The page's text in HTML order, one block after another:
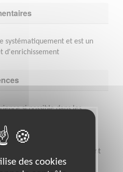
systématiquement et est un
d'enrichissement
si possible dans les
reclassement
par la perte d’emploi en ayant
parfois
des cookies